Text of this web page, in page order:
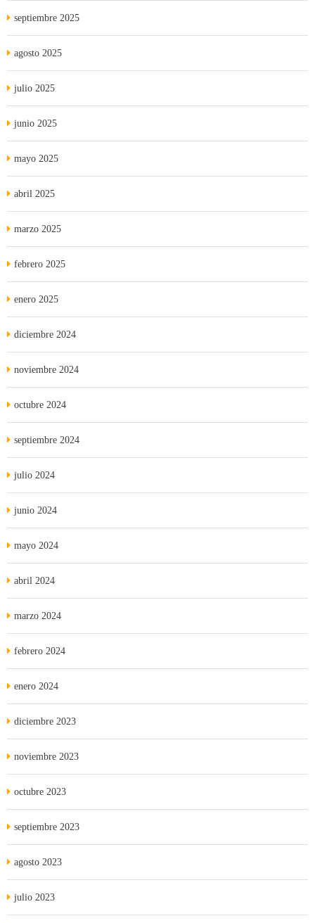
septiembre 2025
agosto 2025
julio 2025
junio 2025
mayo 2025
abril 2025
marzo 2025
febrero 2025
enero 2025
diciembre 2024
noviembre 2024
octubre 2024
septiembre 2024
julio 2024
junio 2024
mayo 2024
abril 2024
marzo 2024
febrero 2024
enero 2024
diciembre 2023
noviembre 2023
octubre 2023
septiembre 2023
agosto 2023
julio 2023